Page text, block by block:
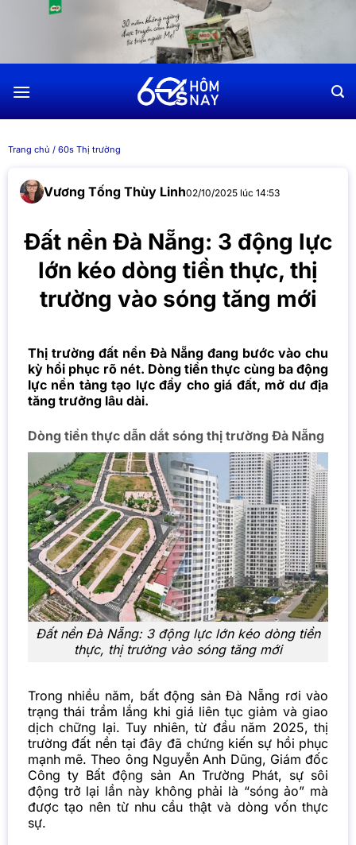
dung
Trang chủ / 60s Thị trường
Vương Tống Thùy Linh02/10/2025 lúc 14:53
Đất nền Đà Nẵng: 3 động lực
lớn kéo dòng tiền thực, thị
trường vào sóng tăng mới
Thị trường đất nền Đà Nẵng đang bước vào chu
kỳ hồi phục rõ nét. Dòng tiền thực cùng ba động
lực nền tảng tạo lực đẩy cho giá đất, mở dư địa
tăng trưởng lâu dài.
Dòng tiền thực dẫn dắt sóng thị trường Đà Nẵng
Đất nền Đà Nẵng: 3 động lực lớn kéo dòng tiền
thực, thị trường vào sóng tăng mới
Trong nhiều năm, bất động sản Đà Nẵng rơi vào
trạng thái trầm lắng khi giá liên tục giảm và giao
dịch chững lại. Tuy nhiên, từ đầu năm 2025, thị
trường đất nền tại đây đã chứng kiến sự hồi phục
mạnh mẽ. Theo ông Nguyễn Anh Dũng, Giám đốc
Công ty Bất động sản An Trường Phát, sự sôi
động trở lại lần này không phải là “sóng ảo” mà
được tạo nên từ nhu cầu thật và dòng vốn thực
sự.